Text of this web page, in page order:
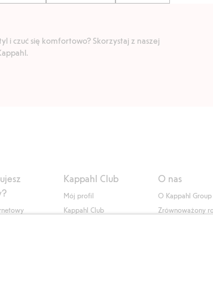
i czuć się komfortowo? Skorzystaj z naszej
Kappahl Club
Mój profil
Kappahl Club
O nas
O Kappahl Group
Zrównoważony